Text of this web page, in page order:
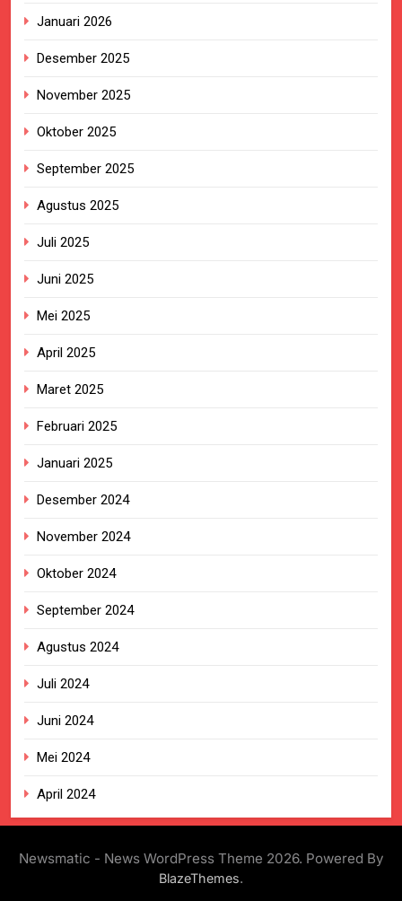
Januari 2026
Desember 2025
November 2025
Oktober 2025
September 2025
Agustus 2025
Juli 2025
Juni 2025
Mei 2025
April 2025
Maret 2025
Februari 2025
Januari 2025
Desember 2024
November 2024
Oktober 2024
September 2024
Agustus 2024
Juli 2024
Juni 2024
Mei 2024
April 2024
Newsmatic - News WordPress Theme 2026. Powered By
BlazeThemes.